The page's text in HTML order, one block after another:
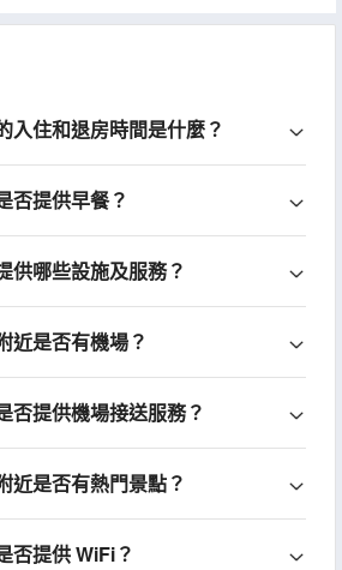
入住和退房時間是什麼？
否提供早餐？
供哪些設施及服務？
近是否有機場？
否提供機場接送服務？
近是否有熱門景點？
否提供 WiFi？